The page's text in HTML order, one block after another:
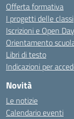
Offerta formativa
I progetti delle classi
Iscrizioni e Open
Orientamento
Libri di testo
Indicazioni per
Novità
Le notizie
Calendario eventi